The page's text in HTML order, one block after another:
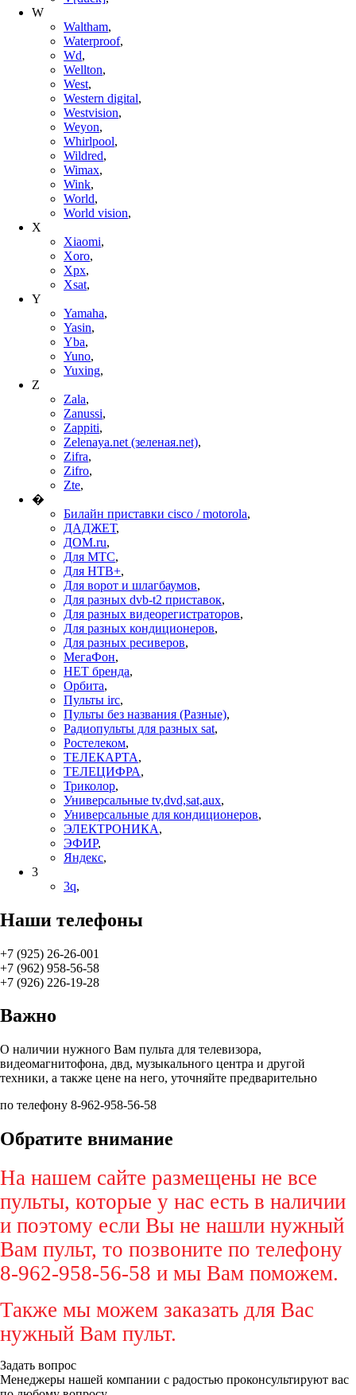
W
Waltham,
Waterproof,
Wd,
Wellton,
West,
Western digital,
Westvision,
Weyon,
Whirlpool,
Wildred,
Wimax,
Wink,
World,
World vision,
X
Xiaomi,
Xoro,
Xpx,
Xsat,
Y
Yamaha,
Yasin,
Yba,
Yuno,
Yuxing,
Z
Zala,
Zanussi,
Zappiti,
Zelenaya.net (зеленая.net),
Zifra,
Zifro,
Zte,
�
Билайн приставки cisco / motorola,
ДАДЖЕТ,
ДОМ.ru,
Для МТС,
Для НТВ+,
Для ворот и шлагбаумов,
Для разных dvb-t2 приставок,
Для разных видеорегистраторов,
Для разных кондиционеров,
Для разных ресиверов,
МегаФон,
НЕТ бренда,
Орбита,
Пульты irc,
Пульты без названия (Разные),
Радиопульты для разных sat,
Ростелеком,
ТЕЛЕКАРТА,
ТЕЛЕЦИФРА,
Триколор,
Универсальные tv,dvd,sat,aux,
Универсальные для кондиционеров,
ЭЛЕКТРОНИКА,
ЭФИР,
Яндекс,
3
3q,
Наши телефоны
+7 (925) 26-26-001
+7 (962) 958-56-58
+7 (926) 226-19-28
Важно
О наличии нужного Вам пульта для телевизора,
видеомагнитофона, двд, музыкального центра и другой
техники, а также цене на него, уточняйте предварительно
по телефону 8-962-958-56-58
Обратите внимание
На нашем сайте размещены не все
пульты, которые у нас есть в наличии
и поэтому если Вы не нашли нужный
Вам пульт, то позвоните по телефону
8-962-958-56-58 и мы Вам поможем.
Также мы можем заказать для Вас
нужный Вам пульт.
Задать вопрос
Менеджеры нашей компании с радостью проконсультируют вас